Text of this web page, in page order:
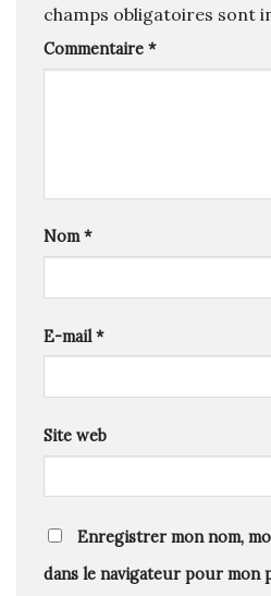
champs obligatoires sont
Commentaire *
Nom*
E-mail*
Site web
Enregistrer mon nom,
dans le navigateur pour mon